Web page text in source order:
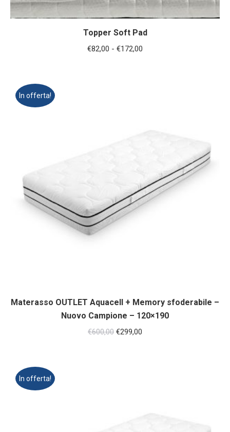
Topper Soft Pad
€82,00 - €172,00
In offerta!
Materasso OUTLET Aquacell + Memory sfoderabile –
Nuovo Campione – 120×190
€600,00 Il
€299,00
In offerta!